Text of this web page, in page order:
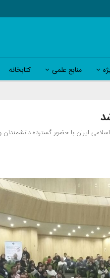
منابع علمی کتابخانه
ایران با حضور گسترده